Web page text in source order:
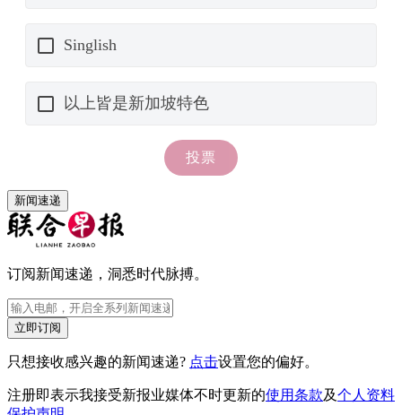
新闻速递
订阅新闻速递，洞悉时代脉搏。
立即订阅
只想接收感兴趣的新闻速递? 点击设置您的偏好。
注册即表示我接受新报业媒体不时更新的使用条款及个人资料